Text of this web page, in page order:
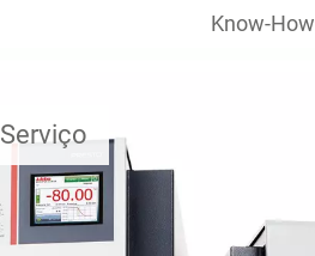
Serviço
Know-How